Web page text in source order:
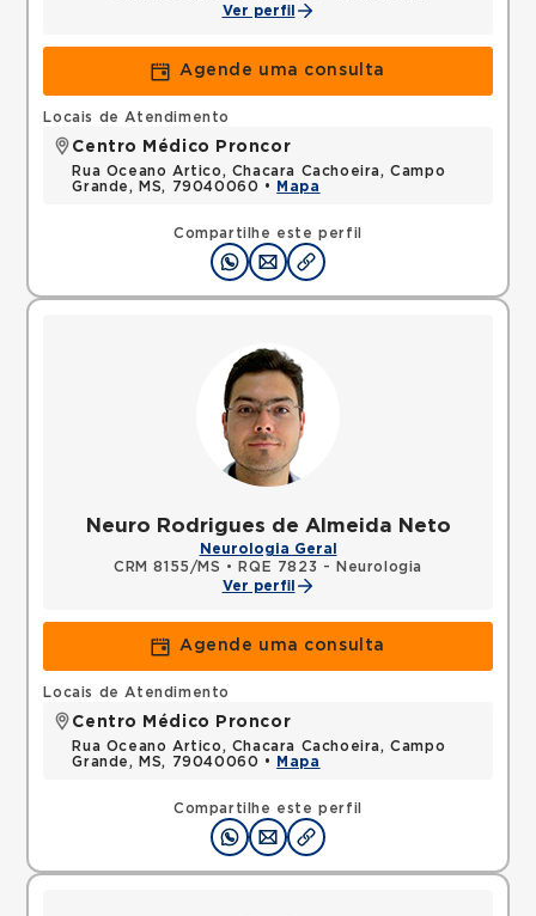
Ver perfil
Agende uma consulta
Compartilhe este perfil
Locais de Atendimento
Centro Médico Proncor
Rua Oceano Artico, Chacara Cachoeira, Campo
Grande, MS, 79040060 •
Mapa
Neuro Rodrigues de Almeida Neto
Neurologia Geral
CRM 8155/MS •
RQE 7823 - Neurologia
Ver perfil
Agende uma consulta
Compartilhe este perfil
Locais de Atendimento
Centro Médico Proncor
Rua Oceano Artico, Chacara Cachoeira, Campo
Grande, MS, 79040060 •
Mapa